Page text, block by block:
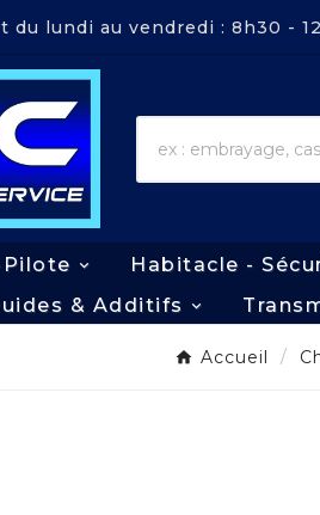
du lundi au vendredi : 8h30 -
Habitacle -
& Additifs
Accueil